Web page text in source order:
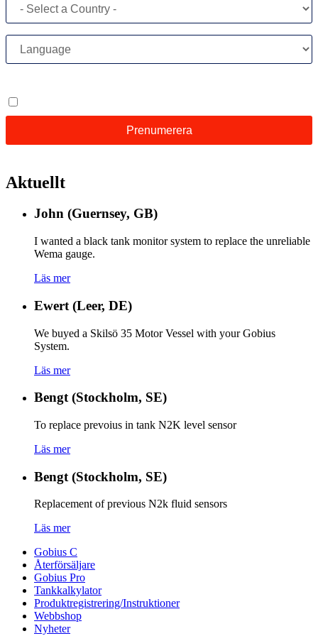
Aktuellt
John (Guernsey, GB)
I wanted a black tank monitor system to replace the unreliable
Wema gauge.
Läs mer
Ewert (Leer, DE)
We buyed a Skilsö 35 Motor Vessel with your Gobius
System.
Läs mer
Bengt (Stockholm, SE)
To replace prevoius in tank N2K level sensor
Läs mer
Bengt (Stockholm, SE)
Replacement of previous N2k fluid sensors
Läs mer
Gobius C
Återförsäljare
Gobius Pro
Tankkalkylator
Produktregistrering/Instruktioner
Webbshop
Nyheter